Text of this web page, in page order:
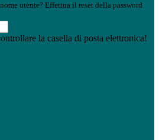
utente? Effettua il reset della password
la casella di posta elettronica!